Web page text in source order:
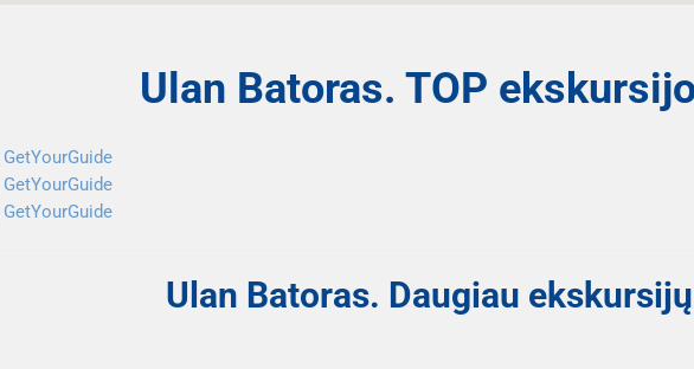
Ulan Batoras. TOP
GetYourGuide
GetYourGuide
GetYourGuide
Ulan Batoras. Daugiau ekskursijų